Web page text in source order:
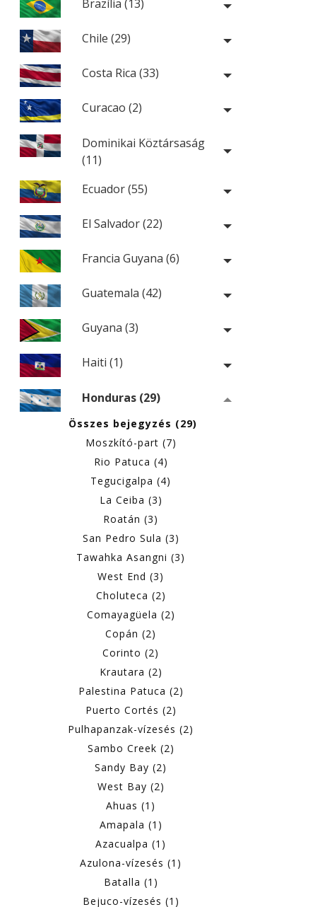
Brazília (13)
Chile (29)
Costa Rica (33)
Curacao (2)
Dominikai Köztársaság
(11)
Ecuador (55)
El Salvador (22)
Francia Guyana (6)
Guatemala (42)
Guyana (3)
Haiti (1)
Honduras (29)
Összes bejegyzés (29)
Moszkító-part (7)
Rio Patuca (4)
Tegucigalpa (4)
La Ceiba (3)
Roatán (3)
San Pedro Sula (3)
Tawahka Asangni (3)
West End (3)
Choluteca (2)
Comayagüela (2)
Copán (2)
Corinto (2)
Krautara (2)
Palestina Patuca (2)
Puerto Cortés (2)
Pulhapanzak-vízesés (2)
Sambo Creek (2)
Sandy Bay (2)
West Bay (2)
Ahuas (1)
Amapala (1)
Azacualpa (1)
Azulona-vízesés (1)
Batalla (1)
Bejuco-vízesés (1)